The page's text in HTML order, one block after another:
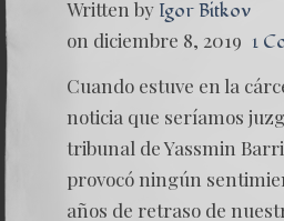
Written by Igor Bitkov
on diciembre 8, 2019 1
Cuando estuve en la
noticia que seríamos
tribunal de Yassmin
provocó ningún
años de retraso de